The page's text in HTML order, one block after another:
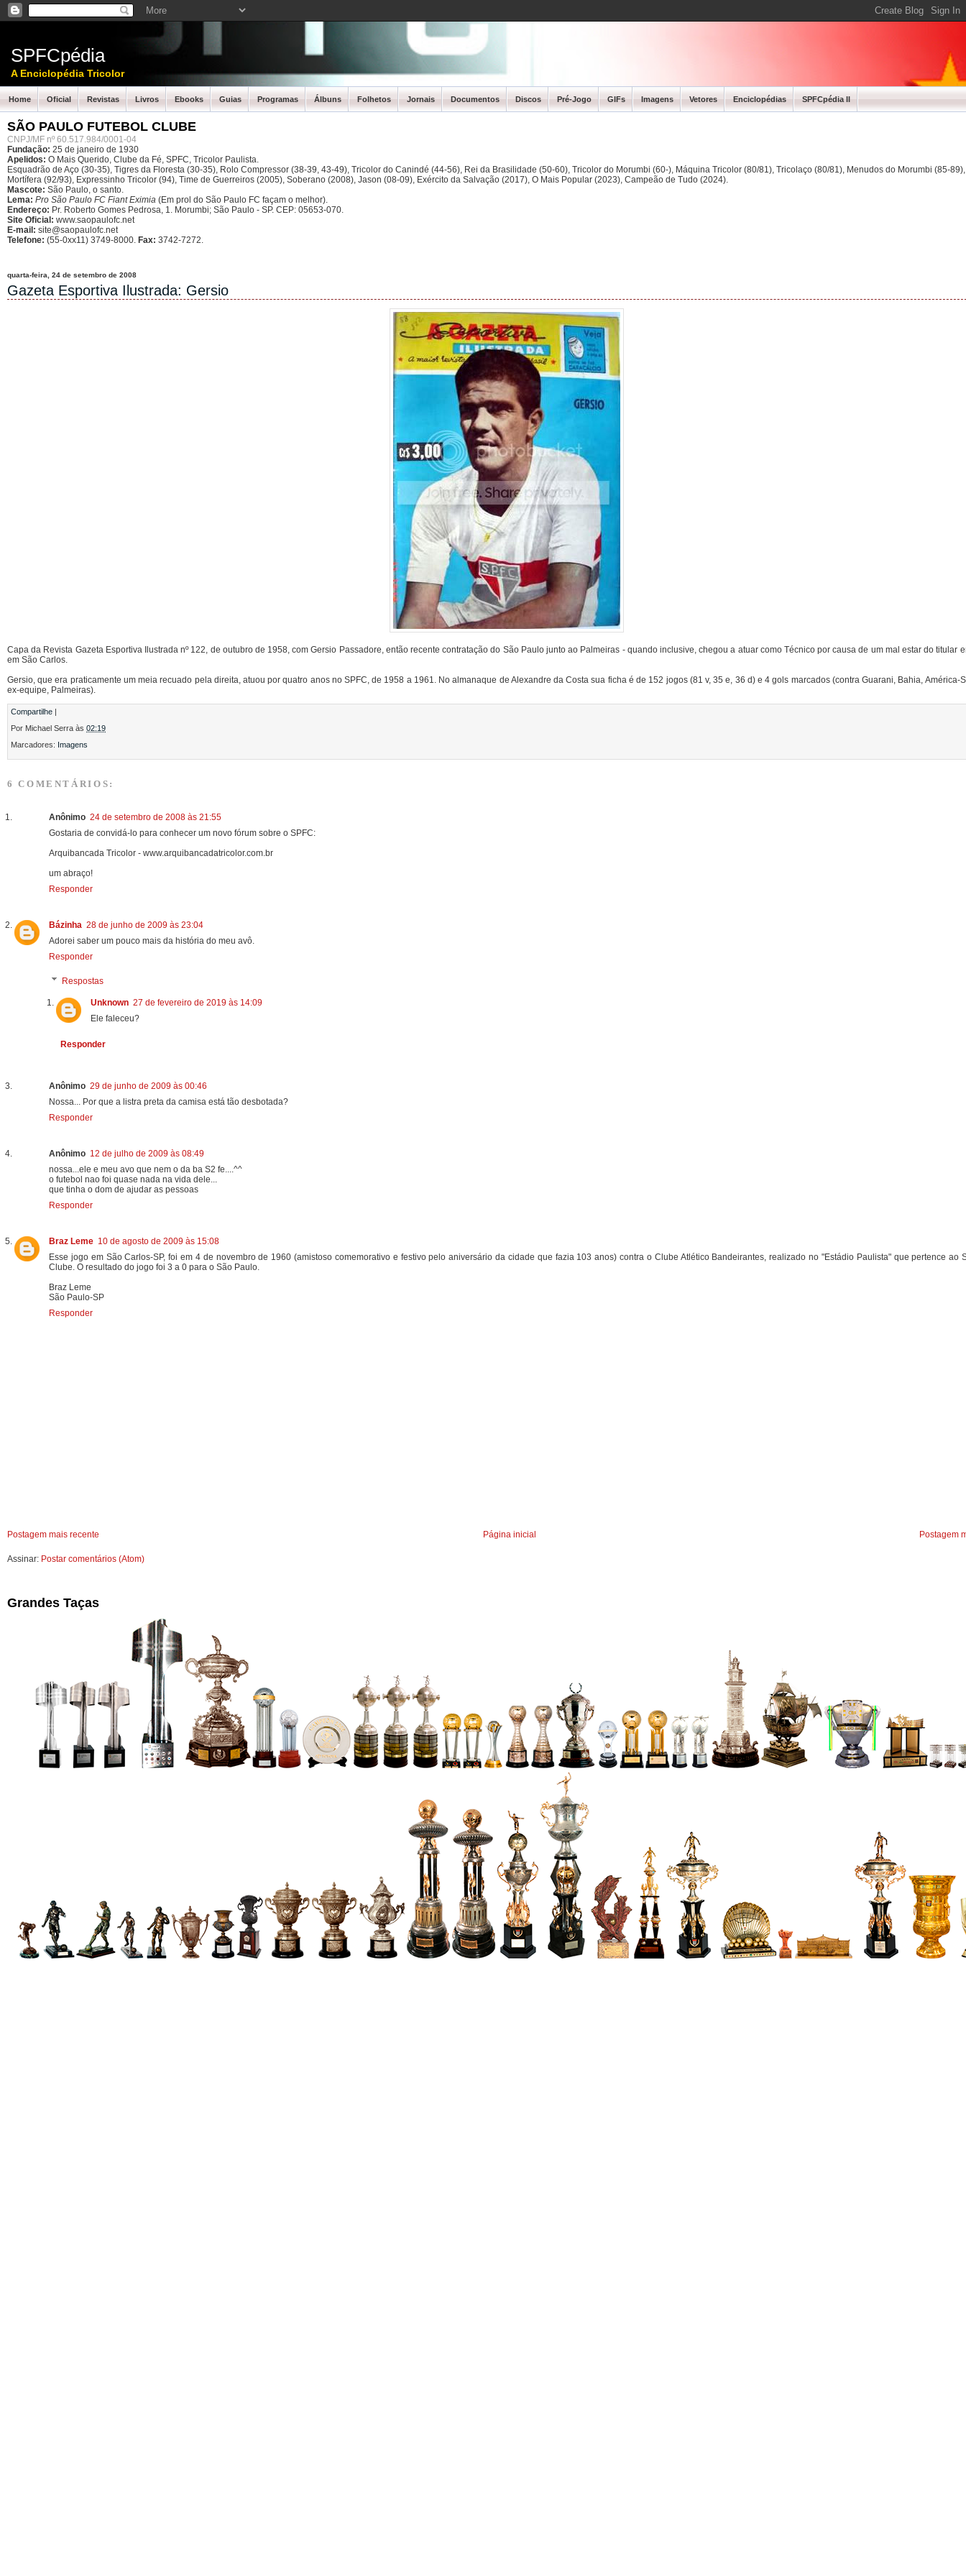
SPFCpédia
A Enciclopédia Tricolor
Home Oficial Revistas Livros Ebooks Guias Programas Álbuns Folhetos Jornais Documentos Discos Pré-Jogo GIFs Imagens Vetores Enciclopédias SPFCpédia II
SÃO PAULO FUTEBOL CLUBE
CNPJ/MF nº 60.517.984/0001-04
Fundação: 25 de janeiro de 1930
Apelidos: O Mais Querido, Clube da Fé, SPFC, Tricolor Paulista.
Esquadrão de Aço (30-35), Tigres da Floresta (30-35), Rolo Compressor (38-39, 43-49), Tricolor do Canindé (44-56), Rei da Brasilidade (50-60), Tricolor do Morumbi (60-), Máquina Tricolor (80/81), Tricolaço (80/81), Menudos do Morumbi (85-
Mortífera (92/93), Expressinho Tricolor (94), Time de Guerreiros (2005), Soberano (2008), Jason (08-09), Exército da Salvação (2017), O Mais Popular (2023), Campeão de Tudo (2024).
Mascote: São Paulo, o santo.
Lema: Pro São Paulo FC Fiant Eximia (Em prol do São Paulo FC façam o melhor).
Endereço: Pr. Roberto Gomes Pedrosa, 1. Morumbi; São Paulo - SP. CEP: 05653-070.
Site Oficial: www.saopaulofc.net
E-mail: site@saopaulofc.net
Telefone: (55-0xx11) 3749-8000. Fax: 3742-7272.
quarta-feira, 24 de setembro de 2008
Gazeta Esportiva Ilustrada: Gersio
Capa da Revista Gazeta Esportiva Ilustrada nº 122, de outubro de 1958, com Gersio Passadore, então recente contratação do São Paulo junto ao Palmeiras - quando inclusive, chegou a atuar como Técnico por causa de um mal estar do titular
em São Carlos.
Gersio, que era praticamente um meia recuado pela direita, atuou por quatro anos no SPFC, de 1958 a 1961. No almanaque de Alexandre da Costa sua ficha é de 152 jogos (81 v, 35 e, 36 d) e 4 gols marcados (contra Guarani, Bahia, América-
ex-equipe, Palmeiras).
Compartilhe |
Por Michael Serra às 02:19
Marcadores: Imagens
6 COMENTÁRIOS:
Anônimo 24 de setembro de 2008 às 21:55
Gostaria de convidá-lo para conhecer um novo fórum sobre o SPFC:
Arquibancada Tricolor - www.arquibancadatricolor.com.br
um abraço!
Responder
Bázinha 28 de junho de 2009 às 23:04
Adorei saber um pouco mais da história do meu avô.
Responder
Respostas
Unknown 27 de fevereiro de 2019 às 14:09
Ele faleceu?
Responder
Anônimo 29 de junho de 2009 às 00:46
Nossa... Por que a listra preta da camisa está tão desbotada?
Responder
Anônimo 12 de julho de 2009 às 08:49
nossa...ele e meu avo que nem o da ba S2 fe....^^
o futebol nao foi quase nada na vida dele...
que tinha o dom de ajudar as pessoas
Responder
Braz Leme 10 de agosto de 2009 às 15:08
Esse jogo em São Carlos-SP, foi em 4 de novembro de 1960 (amistoso comemorativo e festivo pelo aniversário da cidade que fazia 103 anos) contra o Clube Atlético Bandeirantes, realizado no "Estádio Paulista" que pertence ao
Clube. O resultado do jogo foi 3 a 0 para o São Paulo.
Braz Leme
São Paulo-SP
Responder
Postagem mais recente Postagem
Página inicial
Assinar: Postar comentários (Atom)
Grandes Taças